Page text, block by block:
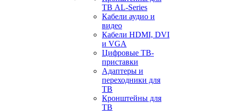
ТВ AL-Series
Кабели аудио и
видео
Кабели HDMI, DVI
и VGA
Цифровые ТВ-
приставки
Адаптеры и
переходники для
ТВ
Кронштейны для
ТВ